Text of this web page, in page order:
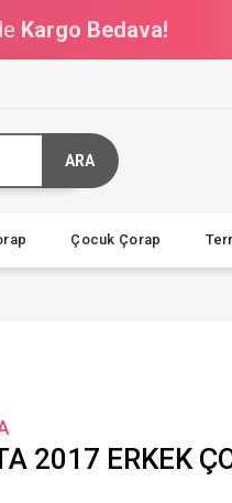
Kargo Bedava!
ARA
Çocuk Çorap
2017 ERKEK